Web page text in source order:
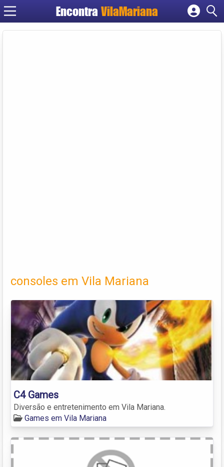
EncontraVilaMariana
Cadastrar empresa
consoles em Vila Mariana
C4 Games
Diversão e entretenimento em Vila Mariana.
Games em Vila Mariana